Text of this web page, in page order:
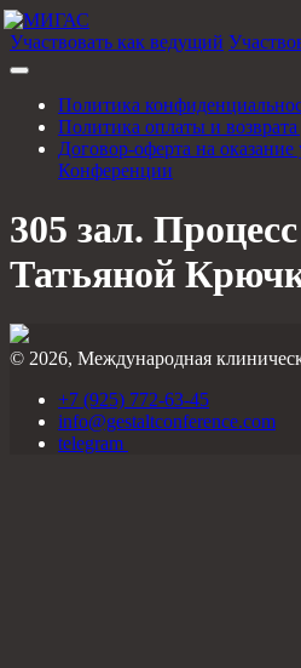
Участвовать как ведущий
Политика
Политика оплаты и
Договор-оферта на
Конференции
305 зал.
Татьяной
© 2026, Международная
+7 (925) 772-63-45
info@gestaltconference.com
telegram